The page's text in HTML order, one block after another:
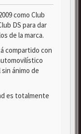
como Club
DS para dar
de la marca.
compartido con
ánimo de
es totalmente